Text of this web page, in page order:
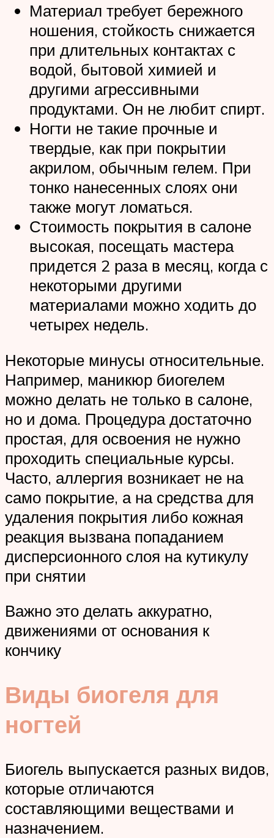
Материал требует бережного
ношения, стойкость снижается
при длительных контактах с
водой, бытовой химией и
другими агрессивными
продуктами. Он не любит спирт.
Ногти не такие прочные и
твердые, как при покрытии
акрилом, обычным гелем. При
тонко нанесенных слоях они
также могут ломаться.
Стоимость покрытия в салоне
высокая, посещать мастера
придется 2 раза в месяц, когда с
некоторыми другими
материалами можно ходить до
четырех недель.
Некоторые минусы относительные.
Например, маникюр биогелем
можно делать не только в салоне,
но и дома. Процедура достаточно
простая, для освоения не нужно
проходить специальные курсы.
Часто, аллергия возникает не на
само покрытие, а на средства для
удаления покрытия либо кожная
реакция вызвана попаданием
дисперсионного слоя на кутикулу
при снятии
Важно это делать аккуратно,
движениями от основания к
кончику
Виды биогеля для
ногтей
Биогель выпускается разных видов,
которые отличаются
составляющими веществами и
назначением.